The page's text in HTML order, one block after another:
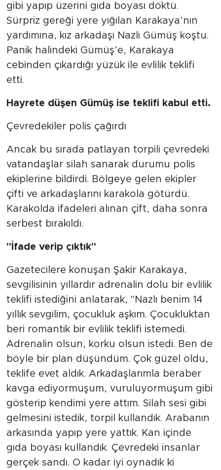
gibi yapıp üzerini gıda boyası döktü.
Sürpriz gereği yere yığılan Karakaya’nın
yardımına, kız arkadaşı Nazlı Gümüş koştu.
Panik halindeki Gümüş’e, Karakaya
cebinden çıkardığı yüzük ile evlilik teklifi
etti.
Hayrete düşen Gümüş ise teklifi kabul etti.
Çevredekiler polis çağırdı
Ancak bu sırada patlayan torpili çevredeki
vatandaşlar silah sanarak durumu polis
ekiplerine bildirdi. Bölgeye gelen ekipler
çifti ve arkadaşlarını karakola götürdü.
Karakolda ifadeleri alınan çift, daha sonra
serbest bırakıldı.
"İfade verip çıktık"
Gazetecilere konuşan Şakir Karakaya,
sevgilisinin yıllardır adrenalin dolu bir evlilik
teklifi istediğini anlatarak, "Nazlı benim 14
yıllık sevgilim, çocukluk aşkım. Çocukluktan
beri romantik bir evlilik teklifi istemedi.
Adrenalin olsun, korku olsun istedi. Ben de
böyle bir plan düşündüm. Çok güzel oldu,
teklife evet aldık. Arkadaşlarımla beraber
kavga ediyormuşum, vuruluyormuşum gibi
gösterip kendimi yere attım. Silah sesi gibi
gelmesini istedik, torpil kullandık. Arabanın
arkasında yapıp yere yattık. Kan içinde
gıda boyası kullandık. Çevredeki insanlar
gerçek sandı. O kadar iyi oynadık ki